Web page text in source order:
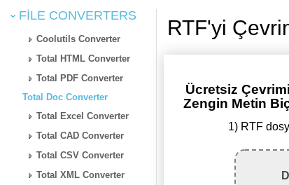
FILE CONVERTERS
Coolutils Converter
Total HTML Converter
Total PDF Converter
Total Doc Converter
Total Excel Converter
Total CAD Converter
Total CSV Converter
Total XML Converter
RTF'yi
Ücretsiz
Zengin Metin
1) RTF